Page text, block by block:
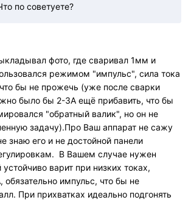
по советуете?
фото, где сваривал 1мм и
режимом "импульс", сила тока
бы не прожечь (уже после сварки
было бы 2-3А ещё прибавить, что бы
"обратный валик", но он не
задачу).Про Ваш аппарат не сажу
знаю его и не достойной панели
В Вашем случае нужен
варит при низких токах,
обязательно импульс, что бы не
При прихватках идеально подгонять